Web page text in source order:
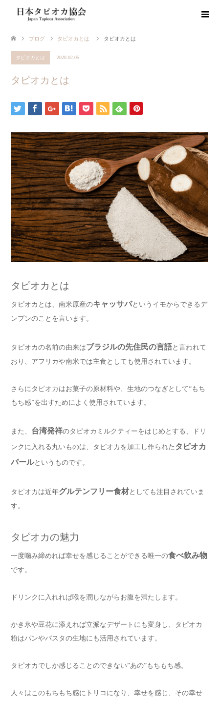
ブログ タピオカとは タピオカとは
タピオカとは 2020.02.05
タピオカとは
タピオカとは
タピオカとは、南米原産のキャッサバというイモからできるデ
ンプンのことを言います。
タピオカの名前の由来はブラジルの先住民の言語と言われて
おり、アフリカや南米では主食としても使用されています。
さらにタピオカはお菓子の原材料や、生地のつなぎとして“もち
もち感”を出すためによく使用されています。
また、 台湾発祥のタピオカミルクティーをはじめとする、ドリ
ンクに入れる丸いものは、タピオカを加工し作られた タピオカ
パールというものです。
タピオカは近年グルテンフリー食材としても注目されていま
す。
タピオカの魅力
一度噛み締めれば幸せを感じることができる唯一の食べ飲み物
です。
ドリンクに入れれば喉を潤しながらお腹を満たします。
かき氷や豆花に添えれば立派なデザートにも変身し、タピオカ
粉はパンやパスタの生地にも活用されています。
タピオカでしか感じることのできない”あの”もちもち感。
人々はこのもちもち感にトリコになり、幸せを感じ、その幸せ